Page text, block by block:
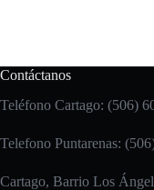
Contáctanos
Teléfono Cartago: (506)
Telefono Puntarenas:
Cartago, Barrio Los